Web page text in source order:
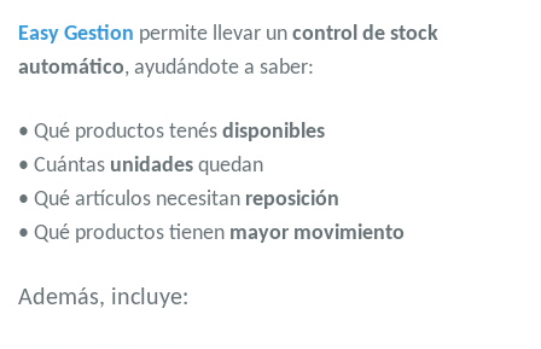
Easy Gestion permite llevar un control de stock
automático, ayudándote a saber:
• Qué productos tenés disponibles
• Cuántas unidades quedan
• Qué artículos necesitan reposición
• Qué productos tienen mayor movimiento
Además, incluye: